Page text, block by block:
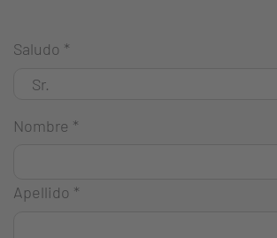
Saludo *
Nombre *
Apellido *